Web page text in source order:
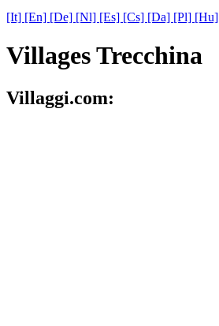
[It] [En] [De] [Nl] [Es] [Cs] [Da] [Pl] [Hu]
Villages Trecchina
Villaggi.com: